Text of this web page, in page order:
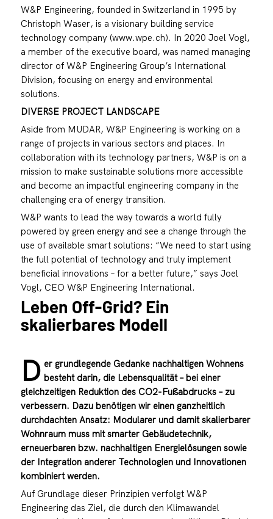
W&P Engineering, founded in Switzerland in 1995 by
Christoph Waser, is a visionary building service
technology company (www.wpe.ch). In 2020 Joel Vogl,
a member of the executive board, was named managing
director of W&P Engineering Group’s International
Division, focusing on energy and environmental
solutions.
DIVERSE PROJECT LANDSCAPE
Aside from MUDAR, W&P Engineering is working on a
range of projects in various sectors and places. In
collaboration with its technology partners, W&P is on a
mission to make sustainable solutions more accessible
and become an impactful engineering company in the
challenging era of energy transition.
W&P wants to lead the way towards a world fully
powered by green energy and see a change through the
use of available smart solutions: “We need to start using
the full potential of technology and truly implement
beneficial innovations – for a better future,” says Joel
Vogl, CEO W&P Engineering International.
Leben Off-Grid? Ein
skalierbares Modell
D er grundlegende Gedanke nachhaltigen Wohnens
besteht darin, die Lebensqualität – bei einer
gleichzeitigen Reduktion des CO2-Fußabdrucks – zu
verbessern. Dazu benötigen wir einen ganzheitlich
durchdachten Ansatz: Modularer und damit skalierbarer
Wohnraum muss mit smarter Gebäudetechnik,
erneuerbaren bzw. nachhaltigen Energielösungen sowie
der Integration anderer Technologien und Innovationen
kombiniert werden.
Auf Grundlage dieser Prinzipien verfolgt W&P
Engineering das Ziel, die durch den Klimawandel